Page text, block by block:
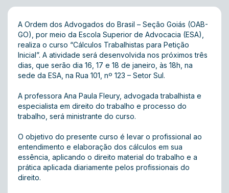
A Ordem dos Advogados do Brasil – Seção Goiás (OAB-
GO), por meio da Escola Superior de Advocacia (ESA),
realiza o curso “Cálculos Trabalhistas para Petição
Inicial”. A atividade será desenvolvida nos próximos três
dias, que serão dia 16, 17 e 18 de janeiro, às 18h, na
sede da ESA, na Rua 101, nº 123 – Setor Sul.
A professora Ana Paula Fleury, advogada trabalhista e
especialista em direito do trabalho e processo do
trabalho, será ministrante do curso.
O objetivo do presente curso é levar o profissional ao
entendimento e elaboração dos cálculos em sua
essência, aplicando o direito material do trabalho e a
prática aplicada diariamente pelos profissionais do
direito.